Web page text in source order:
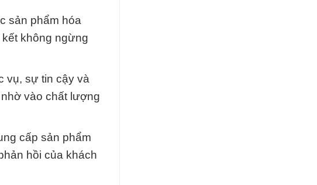
sản phẩm hóa
không ngừng
vụ, sự tin cậy và
vào chất lượng
cấp sản phẩm
hồi của khách